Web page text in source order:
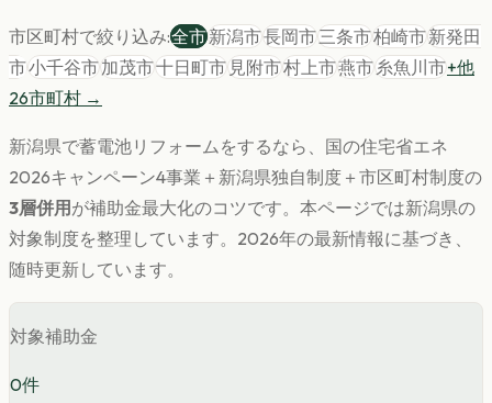
市区町村で絞り込み:全市新潟市長岡市三条市柏崎市新発田
市小千谷市加茂市十日町市見附市村上市燕市糸魚川市+他
26市町村 →
新潟県で蓄電池リフォームをするなら、国の住宅省エネ
2026キャンペーン4事業＋ 新潟県独自制度＋市区町村制度の
3層併用 が補助金最大化のコツです。 本ページでは新潟県の
対象制度を整理しています。 2026年の最新情報に基づき、
随時更新しています。
対象補助金
0件